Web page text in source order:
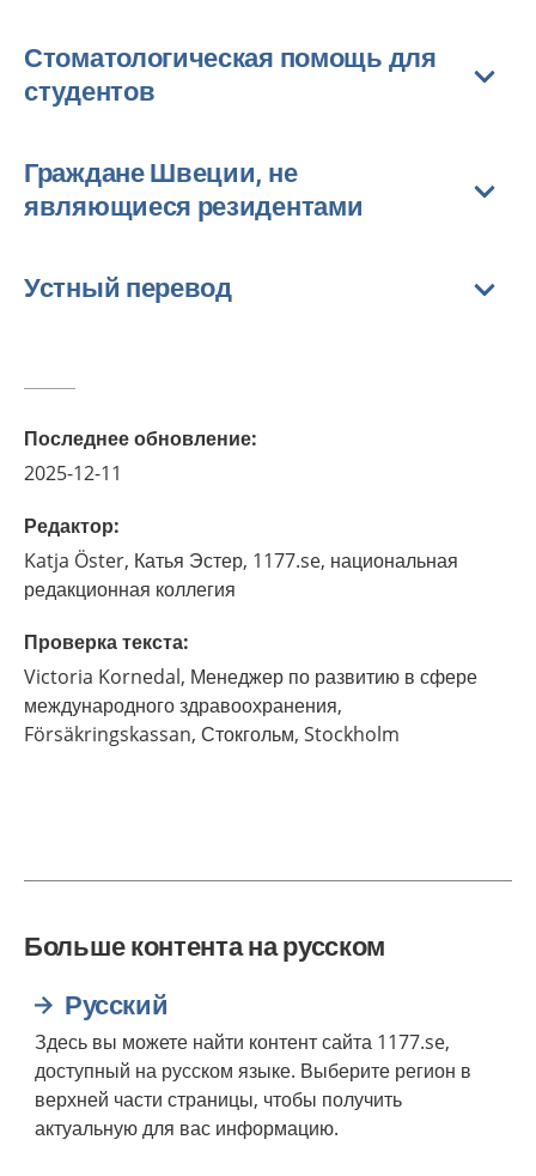
Стоматологическая помощь для
студентов
Граждане Швеции, не
являющиеся резидентами
Устный перевод
Последнее обновление:
2025-12-11
Редактор:
Katja Öster, Катья Эстер, 1177.se, национальная
редакционная коллегия
Проверка текста:
Victoria Kornedal, Менеджер по развитию в сфере
международного здравоохранения,
Försäkringskassan, Стокгольм, Stockholm
Больше контента на русском
Русский
Здесь вы можете найти контент сайта 1177.se,
доступный на русском языке. Выберите регион в
верхней части страницы, чтобы получить
актуальную для вас информацию.